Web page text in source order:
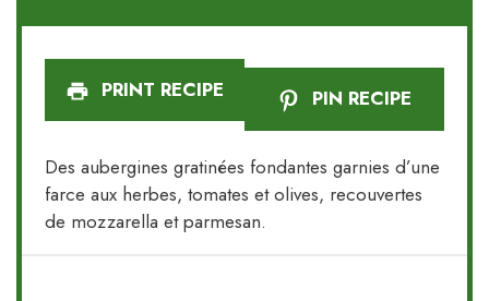
PRINT RECIPE PIN RECIPE
Des aubergines gratinées fondantes garnies d’une
farce aux herbes, tomates et olives, recouvertes
de mozzarella et parmesan.